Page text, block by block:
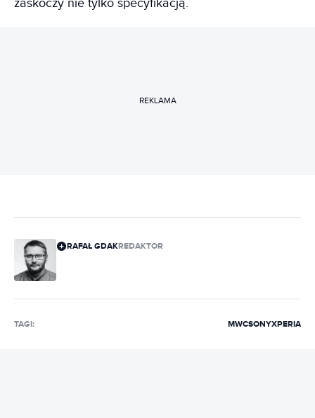
zaskoczy nie tylko specyfikacją.
REKLAMA
RAFAŁ GDAKREDAKTOR
TAGI: MWCSONYXPERIA